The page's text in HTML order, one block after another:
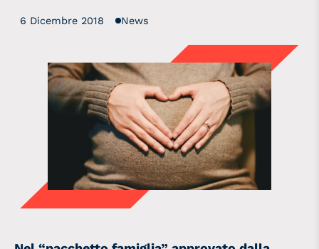
6 Dicembre 2018 News